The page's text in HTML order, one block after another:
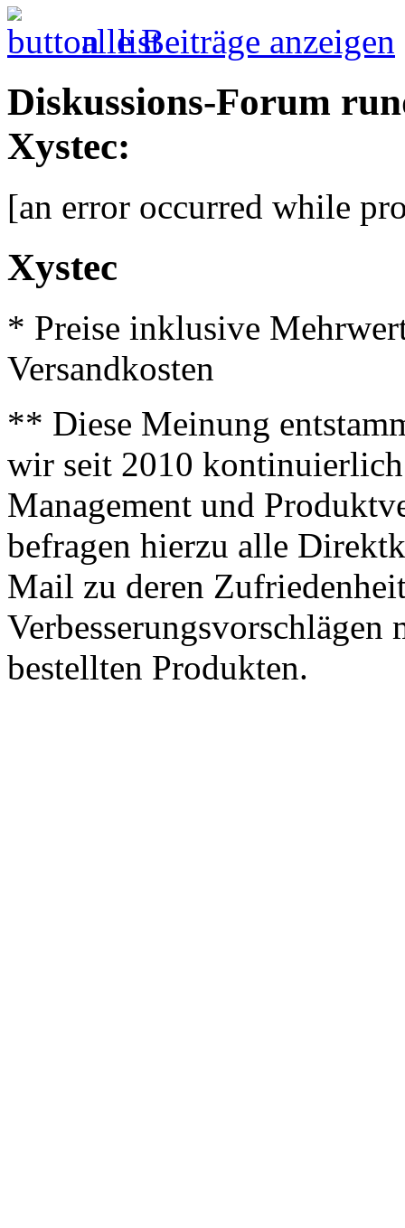
alle Beiträge anzeigen
Diskussions-Forum
Xystec:
[an error occurred while
Xystec
* Preise inklusive
Versandkosten
** Diese Meinung
wir seit 2010
Management und
befragen hierzu alle
Mail zu deren
bestellten Produkten.